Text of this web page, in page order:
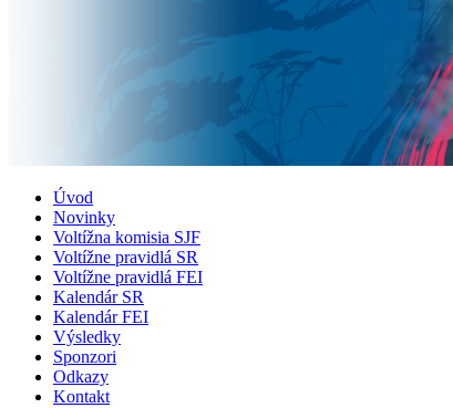
Úvod
Novinky
Voltížna komisia SJF
Voltížne pravidlá SR
Voltížne pravidlá FEI
Kalendár SR
Kalendár FEI
Výsledky
Sponzori
Odkazy
Kontakt